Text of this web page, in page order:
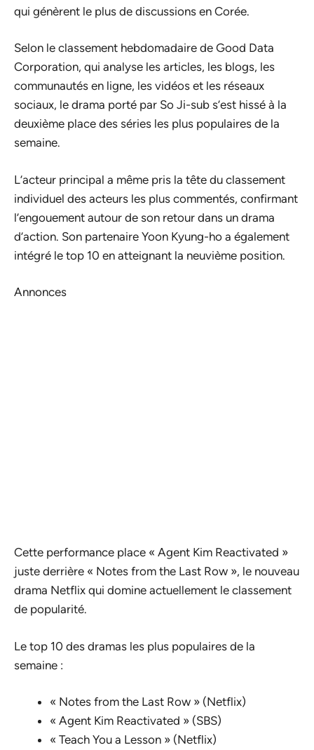
qui génèrent le plus de discussions en Corée.
Selon le classement hebdomadaire de Good Data
Corporation, qui analyse les articles, les blogs, les
communautés en ligne, les vidéos et les réseaux
sociaux, le drama porté par So Ji-sub s’est hissé à la
deuxième place des séries les plus populaires de la
semaine.
L’acteur principal a même pris la tête du classement
individuel des acteurs les plus commentés, confirmant
l’engouement autour de son retour dans un drama
d’action. Son partenaire Yoon Kyung-ho a également
intégré le top 10 en atteignant la neuvième position.
Annonces
Cette performance place « Agent Kim Reactivated »
juste derrière « Notes from the Last Row », le nouveau
drama Netflix qui domine actuellement le classement
de popularité.
Le top 10 des dramas les plus populaires de la
semaine :
« Notes from the Last Row » (Netflix)
« Agent Kim Reactivated » (SBS)
« Teach You a Lesson » (Netflix)